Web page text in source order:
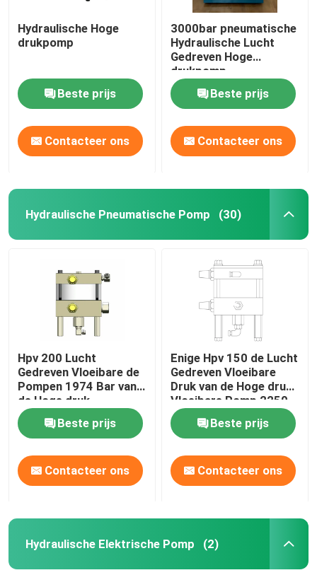
Hydraulische Hoge
drukpomp
Beste prijs
Contacteer ons
3000bar pneumatische
Hydraulische Lucht
Gedreven Hoge
drukpomp
Beste prijs
Contacteer ons
Hydraulische Pneumatische Pomp (30)
Hpv 200 Lucht
Gedreven Vloeibare de
Pompen 1974 Bar van
de Hoge druk
Hydraulische
Pneumatische Pomp
Beste prijs
Contacteer ons
Enige Hpv 150 de Lucht
Gedreven Vloeibare
Druk van de Hoge druk
Vloeibare Pomp 2250
Bar
Beste prijs
Contacteer ons
Hydraulische Elektrische Pomp (2)